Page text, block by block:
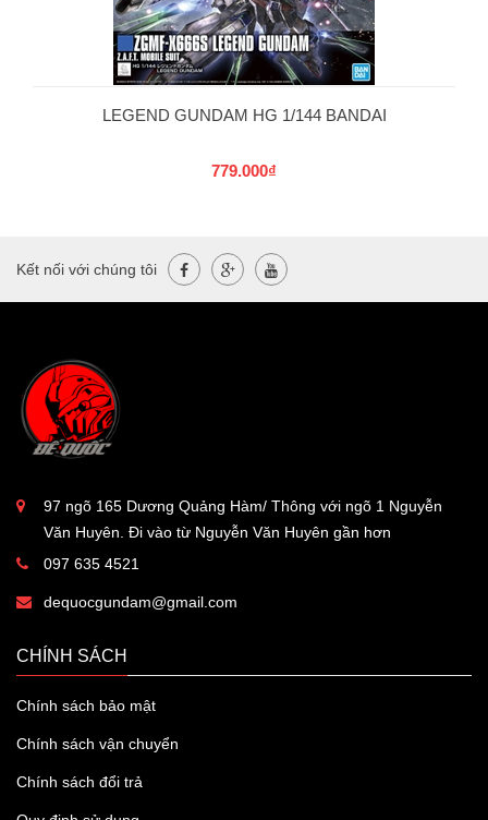
LEGEND GUNDAM HG 1/144 BANDAI
779.000₫
Kết nối với chúng tôi
97 ngõ 165 Dương Quảng Hàm/ Thông với ngõ 1 Nguyễn
Văn Huyên. Đi vào từ Nguyễn Văn Huyên gần hơn
097 635 4521
dequocgundam@gmail.com
CHÍNH SÁCH
Chính sách bảo mật
Chính sách vận chuyển
Chính sách đổi trả